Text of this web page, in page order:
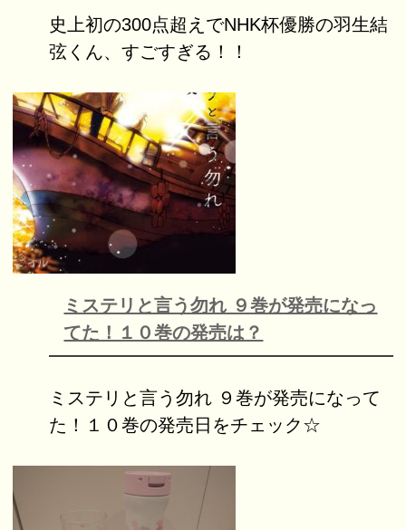
史上初の300点超えでNHK杯優勝の羽生結
弦くん、すごすぎる！！
ミステリと言う勿れ ９巻が発売になっ
てた！１０巻の発売は？
ミステリと言う勿れ ９巻が発売になって
た！１０巻の発売日をチェック☆